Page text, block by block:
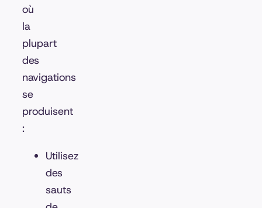
où
la
plupart
des
navigations
se
produisent
:
Utilisez
des
sauts